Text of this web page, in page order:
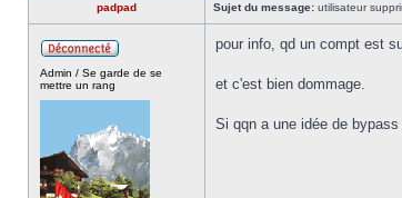
padpad Sujet du message: utilisateur
Admin / Se garde de se
mettre un rang
pour info, qd un compt est
et c'est bien dommage.
Si qqn a une idée de